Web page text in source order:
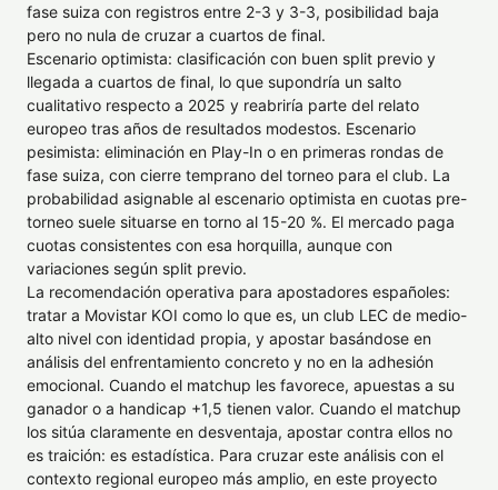
fase suiza con registros entre 2-3 y 3-3, posibilidad baja
pero no nula de cruzar a cuartos de final.
Escenario optimista: clasificación con buen split previo y
llegada a cuartos de final, lo que supondría un salto
cualitativo respecto a 2025 y reabriría parte del relato
europeo tras años de resultados modestos. Escenario
pesimista: eliminación en Play-In o en primeras rondas de
fase suiza, con cierre temprano del torneo para el club. La
probabilidad asignable al escenario optimista en cuotas pre-
torneo suele situarse en torno al 15-20 %. El mercado paga
cuotas consistentes con esa horquilla, aunque con
variaciones según split previo.
La recomendación operativa para apostadores españoles:
tratar a Movistar KOI como lo que es, un club LEC de medio-
alto nivel con identidad propia, y apostar basándose en
análisis del enfrentamiento concreto y no en la adhesión
emocional. Cuando el matchup les favorece, apuestas a su
ganador o a handicap +1,5 tienen valor. Cuando el matchup
los sitúa claramente en desventaja, apostar contra ellos no
es traición: es estadística. Para cruzar este análisis con el
contexto regional europeo más amplio, en este proyecto